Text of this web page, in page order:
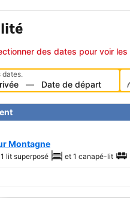
des dates pour voir
dates.
— Date de départ
Montagne
1 lit superposé et 1 canapé-lit